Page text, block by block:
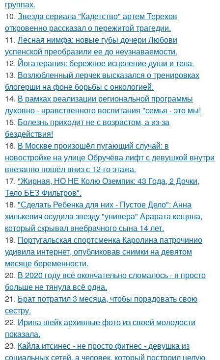
группах.
10. Звезда сериала "Кадетство" артем Терехов
откровенно рассказал о пережитой трагедии.
11. Лесная нимфа: новые губы дочери Любови
успенской преобразили ее до неузнаваемости.
12. Йогатерапия: бережное исцеление души и тела.
13. Возлюбленный лерчек высказался о тренировках
блогерши на фоне борьбы с онкологией.
14. В рамках реализации региональной программы
духовно - нравственного воспитания "семья - это мы!
15. Болезнь приходит не с возрастом, а из-за
бездействия!
16. В Москве произошёл пугающий случай: в
новостройке на улице Обручёва лифт с девушкой внутри
внезапно пошёл вниз с 12-го этажа.
17. "Жирная, НО НЕ Колю Оземпик: 43 Года, 2 Дочки,
Тело БЕЗ Фильтров".
18. "Сделать Ребенка для них - Пустое Дело": Анна
хилькевич осудила звезду "универа" Арарата кещяна,
который скрывал внебрачного сына 14 лет.
19. Португальская спортсменка Каролина патрочинио
удивила интернет, опубликовав снимки на девятом
месяце беременности.
20. В 2020 году всё окончательно сломалось - я просто
больше не тянула всё одна.
21. Брат потратил 3 месяца, чтобы порадовать свою
сестру.
22. Ирина шейк архивные фото из своей молодости
показала.
23. Кайла итсинес - не просто фитнес - девушка из
социальных сетей, а человек, который построил целую